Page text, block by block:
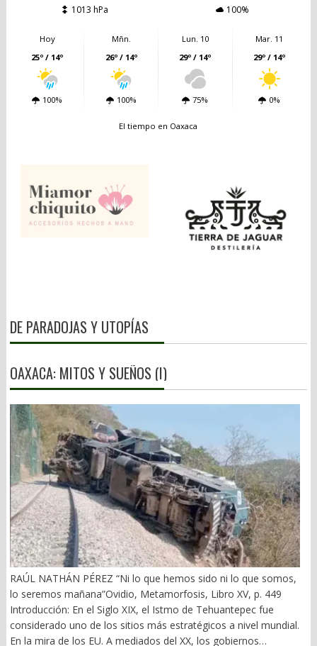
1013 hPa
100%
Hoy
25º / 14º
100%
Mñn.
26º / 14º
100%
Lun. 10
29º / 14º
75%
Mar. 11
29º / 14º
0%
El tiempo en Oaxaca
DE PARADOJAS Y UTOPÍAS
OAXACA: MITOS Y SUEÑOS (I)
RAÚL NATHÁN PÉREZ “Ni lo que hemos sido ni lo que somos,
lo seremos mañana”Ovidio, Metamorfosis, Libro XV, p. 449
Introducción: En el Siglo XIX, el Istmo de Tehuantepec fue
considerado uno de los sitios más estratégicos a nivel mundial.
En la mira de los EU. A mediados del XX, los gobiernos